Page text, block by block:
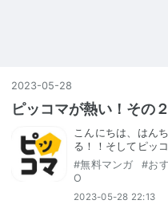
2023-05-28
ピッコマが熱い！その
こんにちは、はん
る！！そしてピッ
#無料マンガ #お
O
2023-05-28 22:13